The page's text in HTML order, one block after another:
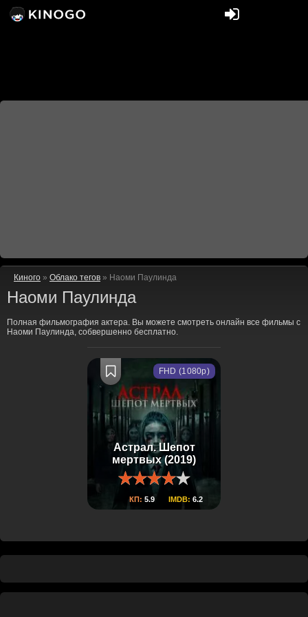
Киного » Облако тегов » Наоми Паулинда
Наоми Паулинда
Полная фильмография актера. Вы можете смотреть онлайн все фильмы с
Наоми Паулинда, собвершенно бесплатно.
Астрал. Шепот
мертвых (2019)
КП: 5.9 IMDB: 6.2
FHD (1080p)